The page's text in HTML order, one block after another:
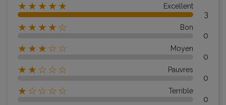
★★★★★ Excellent
3
★★★★☆ Bon
0
★★★☆☆ Moyen
0
★★☆☆☆ Pauvres
0
★☆☆☆☆ Terrible
0